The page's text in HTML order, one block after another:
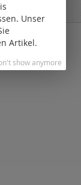
Unser
Artikel.
show anymore